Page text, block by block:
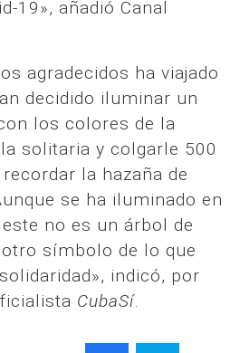
19», añadió Canal
agradecidos ha viajado
decidido iluminar un
los colores de la
solitaria y colgarle 500
la hazaña de
se ha iluminado en
no es un árbol de
símbolo de lo que
indicó, por
CubaSí.